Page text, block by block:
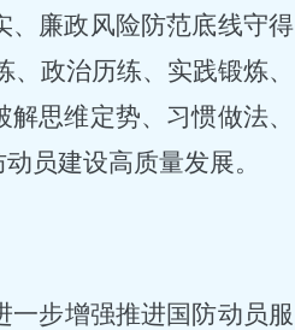
、廉政风险防范底线守得
政治历练、实践锻炼、
思维定势、习惯做法、
员建设高质量发展。
一步增强推进国防动员服